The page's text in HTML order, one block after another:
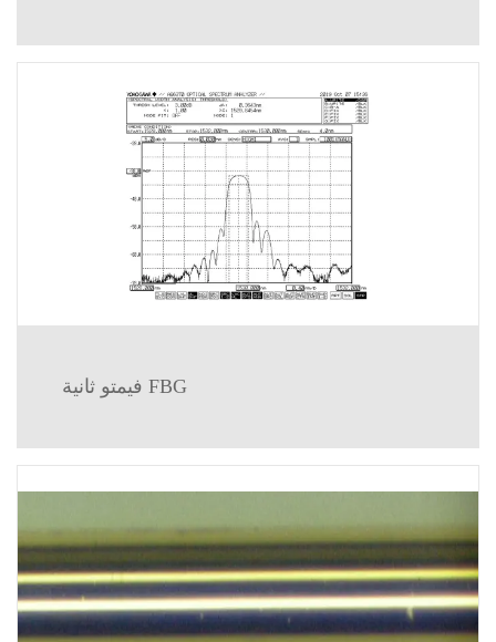
فيمتو ثانية FBG